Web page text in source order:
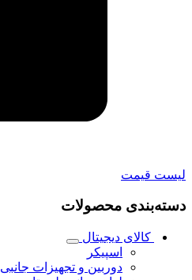
لیست قیمت
دسته‌بندی محصولات
کالای دیجیتال
اسپیکر
دوربین و تجهیزات جانبی